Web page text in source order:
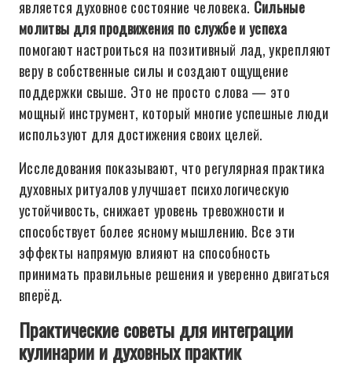
является духовное состояние человека. Сильные
молитвы для продвижения по службе и успеха
помогают настроиться на позитивный лад, укрепляют
веру в собственные силы и создают ощущение
поддержки свыше. Это не просто слова — это
мощный инструмент, который многие успешные люди
используют для достижения своих целей.
Исследования показывают, что регулярная практика
духовных ритуалов улучшает психологическую
устойчивость, снижает уровень тревожности и
способствует более ясному мышлению. Все эти
эффекты напрямую влияют на способность
принимать правильные решения и уверенно двигаться
вперёд.
Практические советы для интеграции
кулинарии и духовных практик